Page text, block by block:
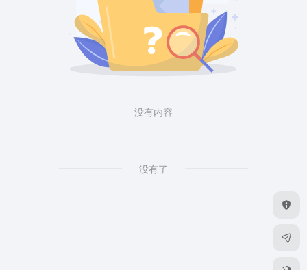
没有内容
没有了